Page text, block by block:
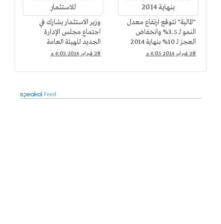
"المالية" تتوقع ارتفاع معدل
النمو لـ 3.5% وانخفاض
العجز لـ 10% بنهاية 2014
28 فبراير 2014 4:05 م
وزير الاستثمار يشارك في
اجتماع مجلس الإدارة
الجديد للهيئة العامة
للاستثمار
28 فبراير 2014 4:05 م